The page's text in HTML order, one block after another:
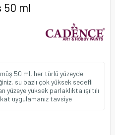
50 ml
50 ml, her türlü yüzeyde
su bazlı çok yüksek sedefli
yüzeye yüksek parlaklıkta ışıltılı
uygulamanız tavsiye